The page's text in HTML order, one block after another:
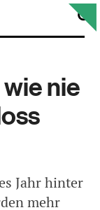
nie
Jahr hinter
mehr